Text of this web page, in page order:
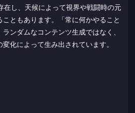
在し、天候によって視界や戦闘時の元
ともあります。「常に何かやること
ンダムなコンテンツ生成ではなく、
化によって生み出されています。